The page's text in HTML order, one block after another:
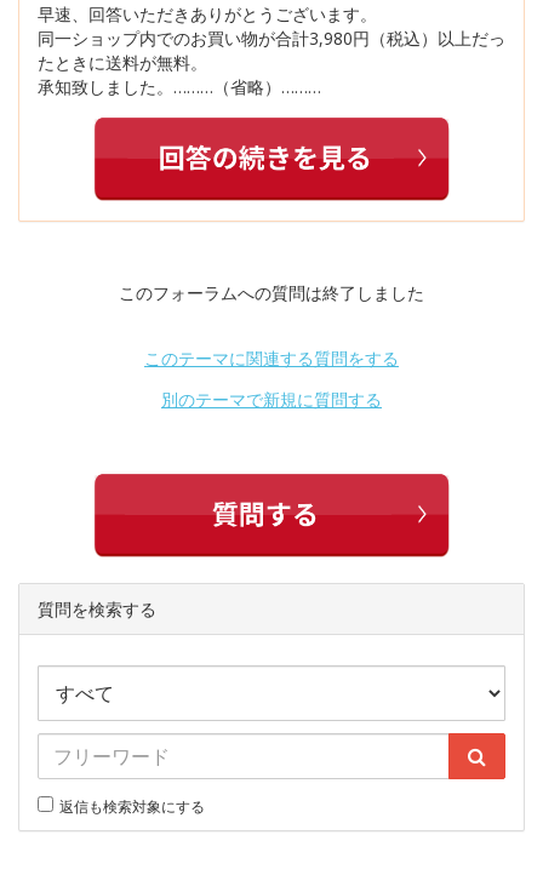
早速、回答いただきありがとうございます。
同一ショップ内でのお買い物が合計3,980円（税込）以上だっ
たときに送料が無料。
承知致しました。………（省略）………
このフォーラムへの質問は終了しました
このテーマに関連する質問をする
別のテーマで新規に質問する
質問を検索する
返信も検索対象にする